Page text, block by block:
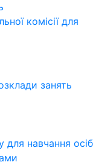
комісії для
занять
для навчання осіб